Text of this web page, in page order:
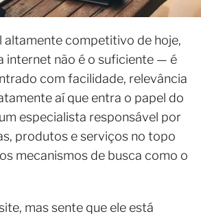
altamente competitivo de hoje,
internet não é o suficiente — é
com facilidade, relevância
aí que entra o papel do
especialista responsável por
produtos e serviços no topo
mecanismos de busca como o
mas sente que ele está